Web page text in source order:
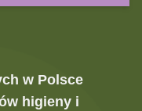
w Polsce
higieny i